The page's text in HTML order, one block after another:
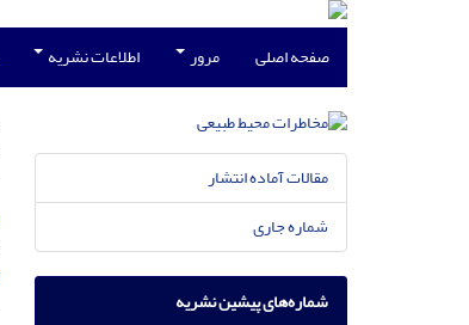
صفحه اصلی مرور اطلاعات نشریه
مقالات آماده انتشار
شماره جاری
شماره‌های پیشین نشریه